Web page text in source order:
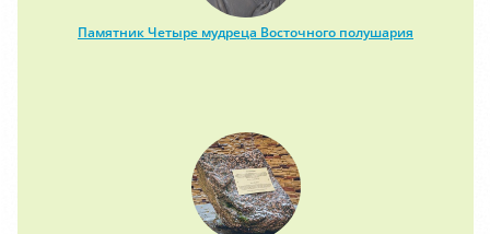
Памятник Четыре мудреца Восточного полушария